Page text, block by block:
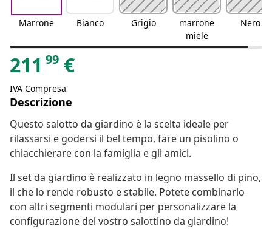
Marrone Bianco Grigio
marrone
miele
Nero
211 99 €
IVA Compresa
Descrizione
Questo salotto da giardino è la scelta ideale per
rilassarsi e godersi il bel tempo, fare un pisolino o
chiacchierare con la famiglia e gli amici.
Il set da giardino è realizzato in legno massello di pino,
il che lo rende robusto e stabile. Potete combinarlo
con altri segmenti modulari per personalizzare la
configurazione del vostro salottino da giardino!